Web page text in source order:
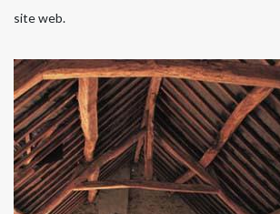
site web.